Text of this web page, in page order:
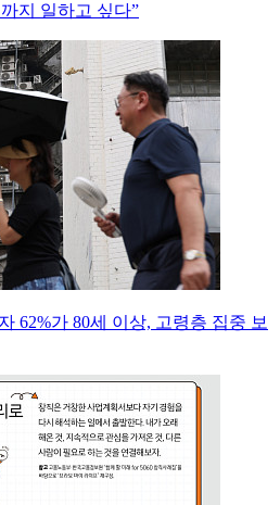
지 일하고 싶다”
62%가 80세 이상, 고령층 집중 보